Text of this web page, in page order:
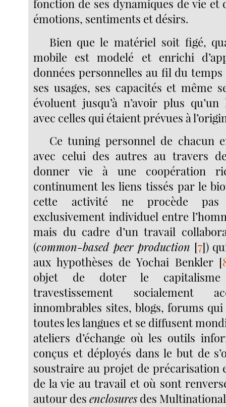
fonction de ses dynamiques de vie et
émotions, sentiments et désirs.
Bien que le matériel soit figé,
mobile est modelé et enrichi
données personnelles au fil du
ses usages, ses capacités et même
évoluent jusqu’à n’avoir plus
avec celles qui étaient prévues à
Ce tuning personnel de chacun
avec celui des autres au travers
donner vie à une coopération
continument les liens tissés par le
cette activité ne procède pas
exclusivement individuel entre
mais du cadre d’un travail
(common-based peer production [7])
aux hypothèses de Yochai Benkler[
objet de doter le capitalisme
travestissement socialement
innombrables sites, blogs, forums
toutes les langues et se diffusent
ateliers d’échange où les outils
conçus et déployés dans le but de
soustraire au projet de précarisation
de la vie au travail et où sont
autour desenclosures des